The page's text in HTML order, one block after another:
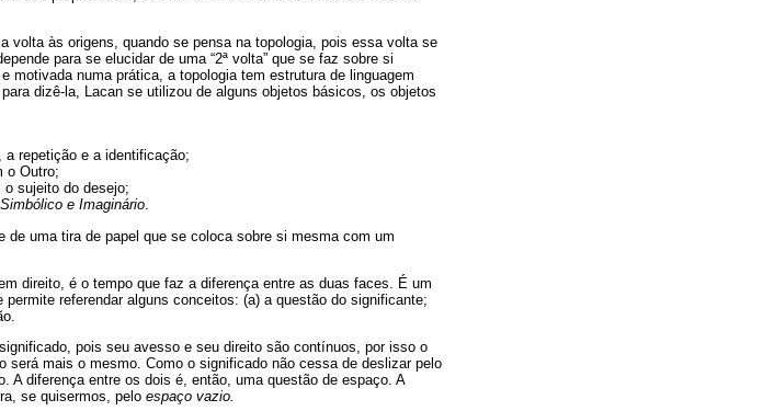
volta às origens, quando se pensa na topologia, pois essa volta se
para se elucidar de uma “2ª volta” que se faz sobre si
numa prática, a topologia tem estrutura de linguagem
dizê-la, Lacan se utilizou de alguns objetos básicos, os objetos
repetição e a identificação;
o Outro;
sujeito do desejo;
e Imaginário.
de uma tira de papel que se coloca sobre si mesma com um
direito, é o tempo que faz a diferença entre as duas faces. É um
referendar alguns conceitos: (a) a questão do significante;
pois seu avesso e seu direito são contínuos, por isso o
mais o mesmo. Como o significado não cessa de deslizar pelo
diferença entre os dois é, então, uma questão de espaço. A
se quisermos, pelo espaço vazio.